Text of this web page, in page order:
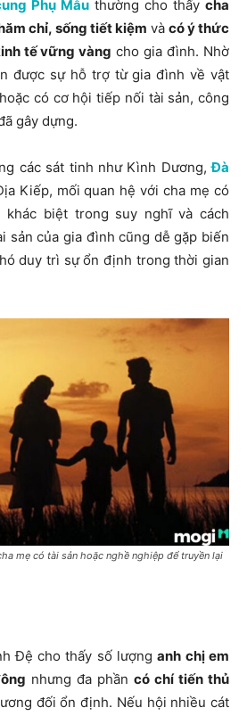
Phụ Mẫu thường cho thấy cha
chỉ, sống tiết kiệm và có ý thức
tế vững vàng cho gia đình. Nhờ
được sự hỗ trợ từ gia đình về vật
có cơ hội tiếp nối tài sản, công
gây dựng.
các sát tinh như Kình Dương,Đà
Kiếp, mối quan hệ với cha mẹ có
khác biệt trong suy nghĩ và cách
sản của gia đình cũng dễ gặp biến
duy trì sự ổn định trong thời gian
mẹ có tài sản hoặc nghề nghiệp để truyền lại
Đệ cho thấy số lượng anh chị em
nhưng đa phần có chí tiến thủ
đối ổn định. Nếu hội nhiều cát